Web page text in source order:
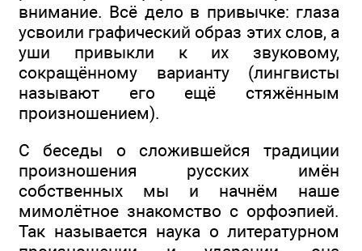
внимание. Всё дело в привычке: глаза
усвоили графический образ этих слов, а
уши привыкли к их звуковому,
сокращённому варианту (лингвисты
называют его ещё стяжённым
произношением).
С беседы о сложившейся традиции
произношения русских имён
собственных мы и начнём наше
мимолётное знакомство с орфоэпией.
Так называется наука о литературном